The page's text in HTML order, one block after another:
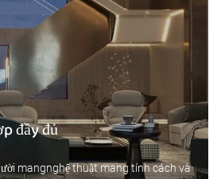
đầy đủ
mangnghệ thuật mang tính cách và